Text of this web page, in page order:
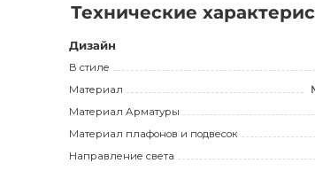
Технические
Дизайн
В стиле
Материал
Материал Арматуры
Материал плафонов и подвесок
Направление света